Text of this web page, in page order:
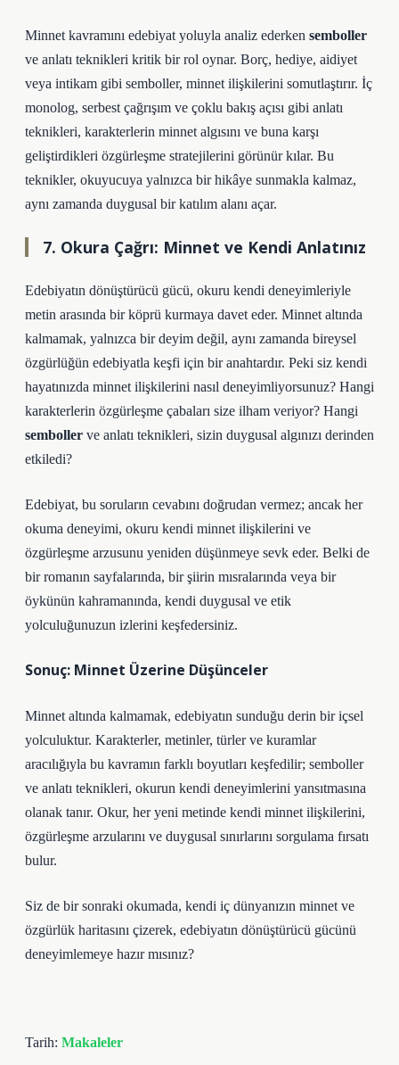
Minnet kavramını edebiyat yoluyla analiz ederken semboller
ve anlatı teknikleri kritik bir rol oynar. Borç, hediye, aidiyet
veya intikam gibi semboller, minnet ilişkilerini somutlaştırır. İç
monolog, serbest çağrışım ve çoklu bakış açısı gibi anlatı
teknikleri, karakterlerin minnet algısını ve buna karşı
geliştirdikleri özgürleşme stratejilerini görünür kılar. Bu
teknikler, okuyucuya yalnızca bir hikâye sunmakla kalmaz,
aynı zamanda duygusal bir katılım alanı açar.
7. Okura Çağrı: Minnet ve Kendi Anlatınız
Edebiyatın dönüştürücü gücü, okuru kendi deneyimleriyle
metin arasında bir köprü kurmaya davet eder. Minnet altında
kalmamak, yalnızca bir deyim değil, aynı zamanda bireysel
özgürlüğün edebiyatla keşfi için bir anahtardır. Peki siz kendi
hayatınızda minnet ilişkilerini nasıl deneyimliyorsunuz? Hangi
karakterlerin özgürleşme çabaları size ilham veriyor? Hangi
semboller ve anlatı teknikleri, sizin duygusal algınızı derinden
etkiledi?
Edebiyat, bu soruların cevabını doğrudan vermez; ancak her
okuma deneyimi, okuru kendi minnet ilişkilerini ve
özgürleşme arzusunu yeniden düşünmeye sevk eder. Belki de
bir romanın sayfalarında, bir şiirin mısralarında veya bir
öykünün kahramanında, kendi duygusal ve etik
yolculuğunuzun izlerini keşfedersiniz.
Sonuç: Minnet Üzerine Düşünceler
Minnet altında kalmamak, edebiyatın sunduğu derin bir içsel
yolculuktur. Karakterler, metinler, türler ve kuramlar
aracılığıyla bu kavramın farklı boyutları keşfedilir; semboller
ve anlatı teknikleri, okurun kendi deneyimlerini yansıtmasına
olanak tanır. Okur, her yeni metinde kendi minnet ilişkilerini,
özgürleşme arzularını ve duygusal sınırlarını sorgulama fırsatı
bulur.
Siz de bir sonraki okumada, kendi iç dünyanızın minnet ve
özgürlük haritasını çizerek, edebiyatın dönüştürücü gücünü
deneyimlemeye hazır mısınız?
Tarih: Makaleler